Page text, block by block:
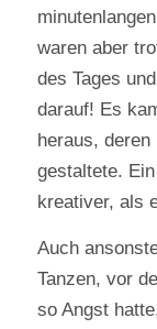
waren aber
des Tages
darauf! Es
heraus,
gestaltete.
kreativer, als
Auch
Tanzen, vor
so Angst